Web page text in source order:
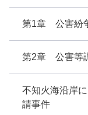
第1章 公害紛
第2章 公害等
不知火海沿岸
請事件